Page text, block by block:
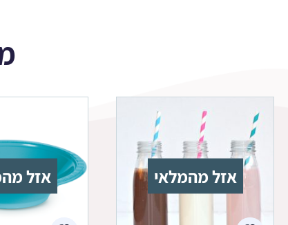
אזל מהמלאי אזל